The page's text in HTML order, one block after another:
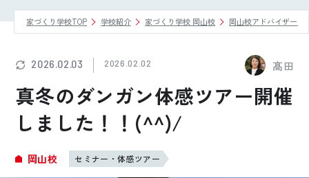
後悔しない家づくりをレクチャー
セミナーをみる
お近くの学校を探す
ホーム
家づくり学校TOP 学校紹介 家づくり学校 岡山校 岡山校アドバイザーブ
2026.02.03 2026.02.02 髙田
真冬のダンガン体感ツアー開催
しました！！(^^)/
岡山校 セミナー・体感ツアー